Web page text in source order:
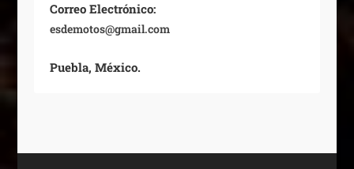
Correo Electrónico:
esdemotos@gmail.com
Puebla, México.